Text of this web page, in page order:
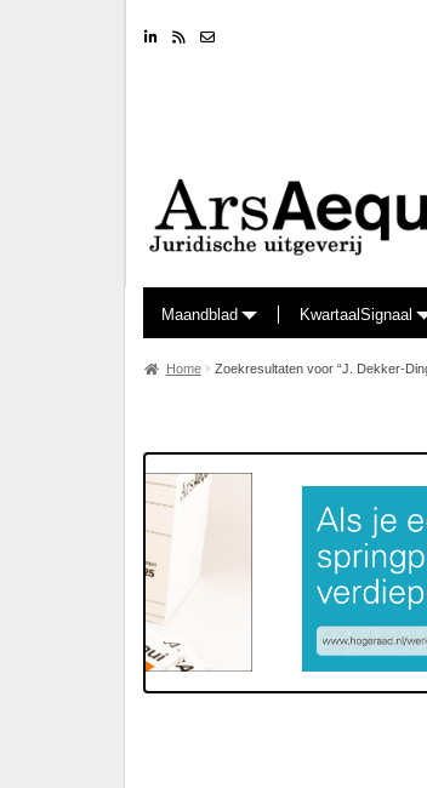
LinkedinRSS feed
Maandblad KwartaalSignaal
Home Zoekresultaten voor “J. Dekker-